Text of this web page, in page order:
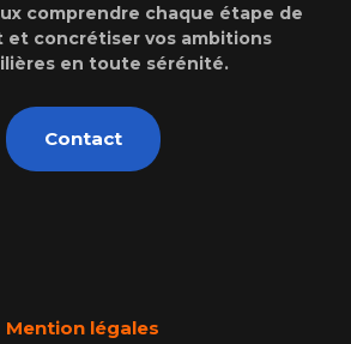
comprendre chaque étape de
et concrétiser vos ambitions
en toute sérénité.
Contact
Mention légales